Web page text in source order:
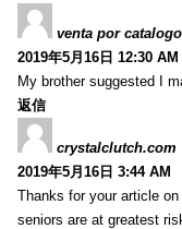
venta por catalogo
2019年5月16日 12:30 AM
My brother suggested I
返信
crystalclutch.com
2019年5月16日 3:44 AM
Thanks for your article
seniors are at greatest